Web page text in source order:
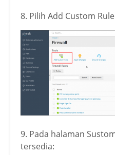
8. Pilih Add Custom Rule
9. Pada halaman
tersedia: